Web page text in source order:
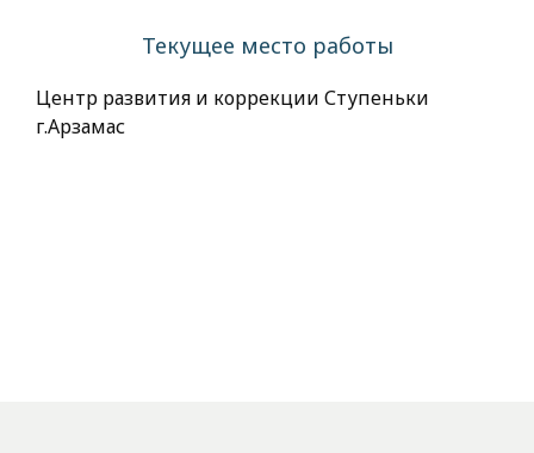
Текущее место работы
Центр развития и коррекции Ступеньки
г.Арзамас